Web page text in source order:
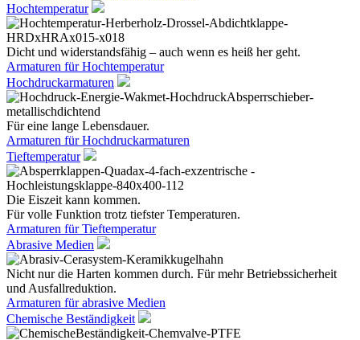
Hochtemperatur
Dicht und widerstandsfähig – auch wenn es heiß her geht.
Armaturen für Hochtemperatur
Hochdruckarmaturen
Für eine lange Lebensdauer.
Armaturen für Hochdruckarmaturen
Tieftemperatur
Die Eiszeit kann kommen.
Für volle Funktion trotz tiefster Temperaturen.
Armaturen für Tieftemperatur
Abrasive Medien
Nicht nur die Harten kommen durch. Für mehr Betriebssicherheit
und Ausfallreduktion.
Armaturen für abrasive Medien
Chemische Beständigkeit